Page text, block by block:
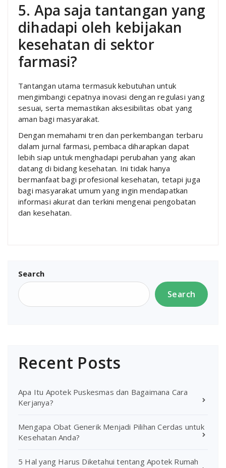
5. Apa saja tantangan yang
dihadapi oleh kebijakan
kesehatan di sektor
farmasi?
Tantangan utama termasuk kebutuhan untuk
mengimbangi cepatnya inovasi dengan regulasi yang
sesuai, serta memastikan aksesibilitas obat yang
aman bagi masyarakat.
Dengan memahami tren dan perkembangan terbaru
dalam jurnal farmasi, pembaca diharapkan dapat
lebih siap untuk menghadapi perubahan yang akan
datang di bidang kesehatan. Ini tidak hanya
bermanfaat bagi profesional kesehatan, tetapi juga
bagi masyarakat umum yang ingin mendapatkan
informasi akurat dan terkini mengenai pengobatan
dan kesehatan.
Search
Search
Recent Posts
Apa Itu Apotek Puskesmas dan Bagaimana Cara
Kerjanya?
Mengapa Obat Generik Menjadi Pilihan Cerdas untuk
Kesehatan Anda?
5 Hal yang Harus Diketahui tentang Apotek Rumah